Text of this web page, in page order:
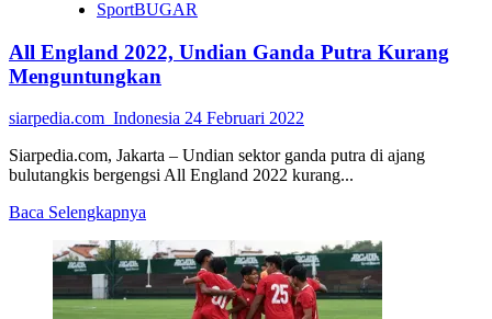
SportBUGAR
All England 2022, Undian Ganda Putra Kurang
Menguntungkan
siarpedia.com_Indonesia 24 Februari 2022
Siarpedia.com, Jakarta – Undian sektor ganda putra di ajang
bulutangkis bergengsi All England 2022 kurang...
Baca Selengkapnya
about
All
England